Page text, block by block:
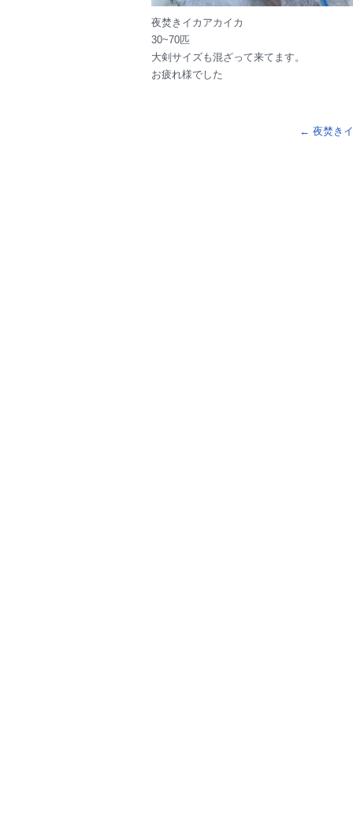
夜焚きイカアカイカ
30~70匹
大剣サイズも混ざって来てます。
お疲れ様でした
← 夜焚き